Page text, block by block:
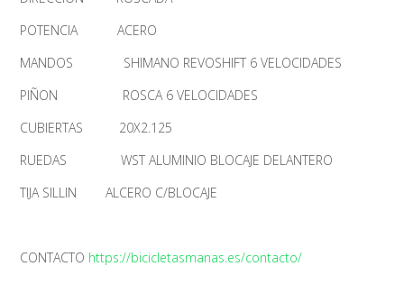
POTENCIA ACERO
MANDOS SHIMANO REVOSHIFT 6 VELOCIDADES
PIÑON ROSCA 6 VELOCIDADES
CUBIERTAS 20X2.125
RUEDAS WST ALUMINIO BLOCAJE DELANTERO
TIJA SILLIN ALCERO C/BLOCAJE
CONTACTO https://bicicletasmanas.es/contacto/